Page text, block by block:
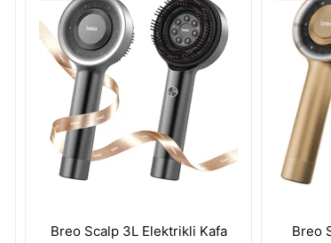
Breo Scalp 3L Elektrikli Kafa
Breo